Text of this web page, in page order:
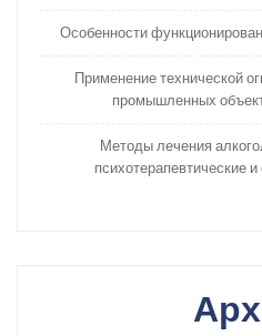
Особенности
Применение технической
промышленных
Методы лечения
психотерапевтические